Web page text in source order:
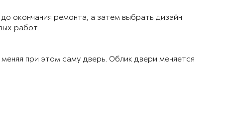
окончания ремонта, а затем выбрать дизайн
работ.
при этом саму дверь. Облик двери меняется